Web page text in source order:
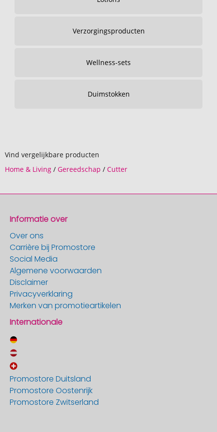
Verzorgingsproducten
Wellness-sets
Duimstokken
Vind vergelijkbare producten
Home & Living / Gereedschap / Cutter
Informatie over
Over ons
Carrière bij Promostore
Social Media
Algemene voorwaarden
Disclaimer
Privacyverklaring
Merken van promotieartikelen
Internationale
Promostore Duitsland
Promostore Oostenrijk
Promostore Zwitserland